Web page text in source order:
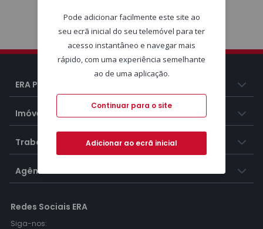
ERA Portugal
Imóveis
Trabalhar na ERA
Agências ERA
Redes Sociais ERA
Siga-nos:
Pode adicionar facilmente este site ao
seu ecrã inicial do seu telemóvel para ter
acesso instantâneo e navegar mais
rápido, com uma experiência semelhante
ao de uma aplicação.
Continuar para o site
Adicionar ao ecrã inicial